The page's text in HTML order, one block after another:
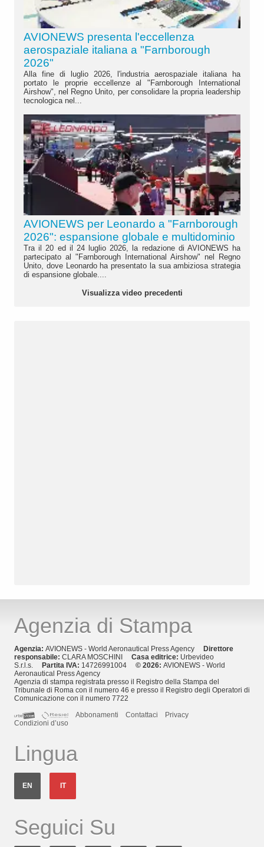
AVIONEWS presenta l'eccellenza
aerospaziale italiana a "Farnborough
2026"
Alla fine di luglio 2026, l'industria aerospaziale italiana ha
portato le proprie eccellenze al "Farnborough International
Airshow", nel Regno Unito, per consolidare la propria leadership
tecnologica nel...
AVIONEWS per Leonardo a "Farnborough
2026": espansione globale e multidominio
Tra il 20 ed il 24 luglio 2026, la redazione di AVIONEWS ha
partecipato al "Farnborough International Airshow" nel Regno
Unito, dove Leonardo ha presentato la sua ambiziosa strategia
di espansione globale....
Visualizza video precedenti
Agenzia di Stampa
Agenzia: AVIONEWS - World Aeronautical Press Agency Direttore
responsabile: CLARA MOSCHINI Casa editrice: Urbevideo
S.r.l.s. Partita IVA: 14726991004 © 2026: AVIONEWS - World
Aeronautical Press Agency
Agenzia di stampa registrata presso il Registro della Stampa del
Tribunale di Roma con il numero 46 e presso il Registro degli Operatori di
Comunicazione con il numero 7722
Abbonamenti
Contattaci
Privacy
Condizioni d’uso
Lingua
EN IT
Seguici Su